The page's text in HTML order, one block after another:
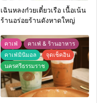
เฉินหลงก๋วยเตี๋ยวเรือ เนื้อเน้น
ร้านอร่อยร้านดังหาดใหญ่
คาเฟ่
คาเฟ่ & ร้านอาหาร
คาเฟ่มินิมอล
จุดเช็คอิน
นครศรีธรรมราช